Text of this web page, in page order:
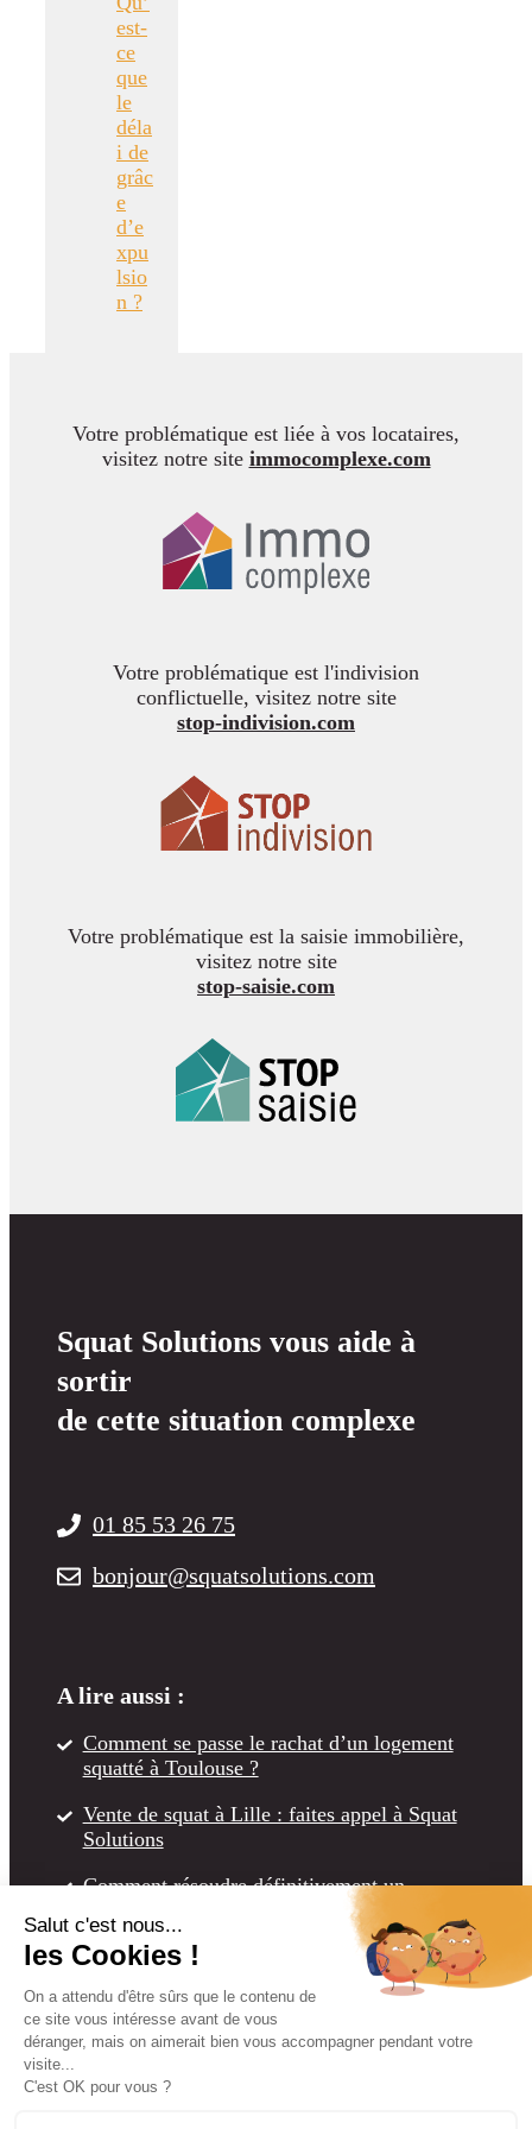
est-
ce
que
le
déla
i de
grâc
e
d’e
xpu
lsio
n ?
Votre problématique est liée à vos locataires,
visitez notre site immocomplexe.com
Votre problématique est l'indivision
conflictuelle, visitez notre site
stop-indivision.com
Votre problématique est la saisie immobilière,
visitez notre site
stop-saisie.com
Squat Solutions vous aide à
sortir
de cette situation complexe
01 85 53 26 75
bonjour@squatsolutions.com
A lire aussi :
Comment se passe le rachat d’un logement
squatté à Toulouse ?
Vente de squat à Lille : faites appel à Squat
Solutions
Comment résoudre définitivement un
problème de squat à Marseille ?
Vendez facilement un squat à Nantes avec
Vente de maison squattée à Lyon : la solution
ultime face aux occupants illégaux
Squat en Espagne : Trouvez une alternative